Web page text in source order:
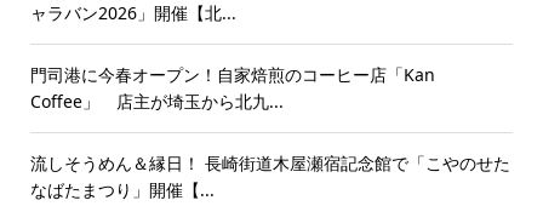
ャラバン2026」開催【北...
門司港に今春オープン！自家焙煎のコーヒー店「Kan
Coffee」 店主が埼玉から北九...
流しそうめん＆縁日！ 長崎街道木屋瀬宿記念館で「こやのせた
なばたまつり」開催【...